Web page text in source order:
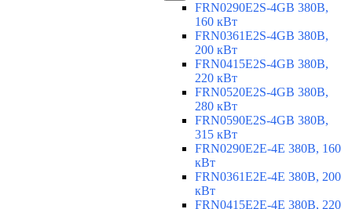
FRN0290E2S-4GB 380В,
160 кВт
FRN0361E2S-4GB 380В,
200 кВт
FRN0415E2S-4GB 380В,
220 кВт
FRN0520E2S-4GB 380В,
280 кВт
FRN0590E2S-4GB 380В,
315 кВт
FRN0290E2E-4E 380В, 160
кВт
FRN0361E2E-4E 380В, 200
кВт
FRN0415E2E-4E 380В, 220